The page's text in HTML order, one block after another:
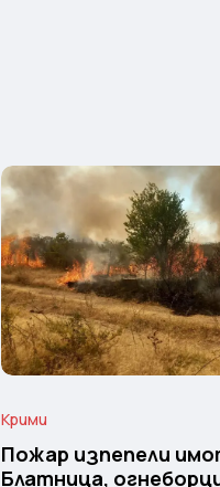
Крими
Пожар изпепели
Блатница,